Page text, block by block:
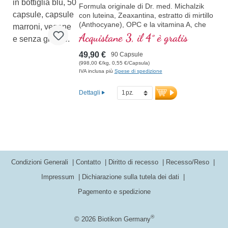
Formula originale di Dr. med. Michalzik
con luteina, Zeaxantina, estratto di mirtillo
(Anthocyane), OPC e la vitamina A, che
contribuisce al mantenimento della
capacità visiva normale.
Acquistane 3, il 4° è gratis
49,90 € 90 Capsule
(998,00 €/kg, 0,55 €/Capsula)
IVA inclusa più Spese di spedizione
Dettagli
© 2026 Biotikon Germany®
Condizioni Generali Contatto Diritto di recesso
Recesso/Reso
Impressum
Dichiarazione sulla tutela dei dati
Pagemento e spedizione